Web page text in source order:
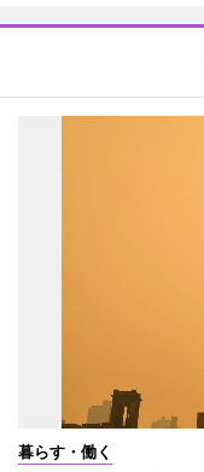
暮らす・働く